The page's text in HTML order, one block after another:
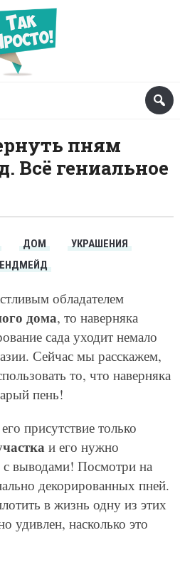
пням
Всë гениальное
ДОМ
УКРАШЕНИЯ
обладателем
дома, то наверняка
сада уходит немало
Сейчас мы расскажем,
то, что наверняка
пень!
присутствие только
и его нужно
с выводами! Посмотри на
декорированных пней.
в жизнь одну из этих
удивлен, насколько это